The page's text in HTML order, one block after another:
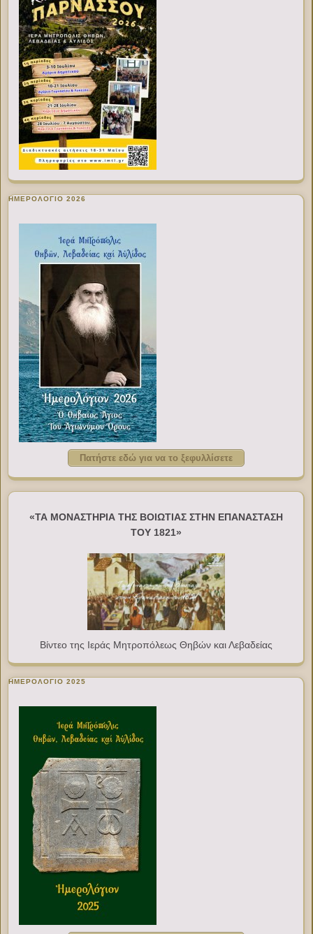
ΗΜΕΡΟΛΟΓΙΟ 2026
Πατήστε εδώ για να το ξεφυλλίσετε
«ΤΑ ΜΟΝΑΣΤΗΡΙΑ ΤΗΣ ΒΟΙΩΤΙΑΣ ΣΤΗΝ ΕΠΑΝΑΣΤΑΣΗ
ΤΟΥ 1821»
Βίντεο της Ιεράς Μητροπόλεως Θηβών και Λεβαδείας
ΗΜΕΡΟΛΟΓΙΟ 2025